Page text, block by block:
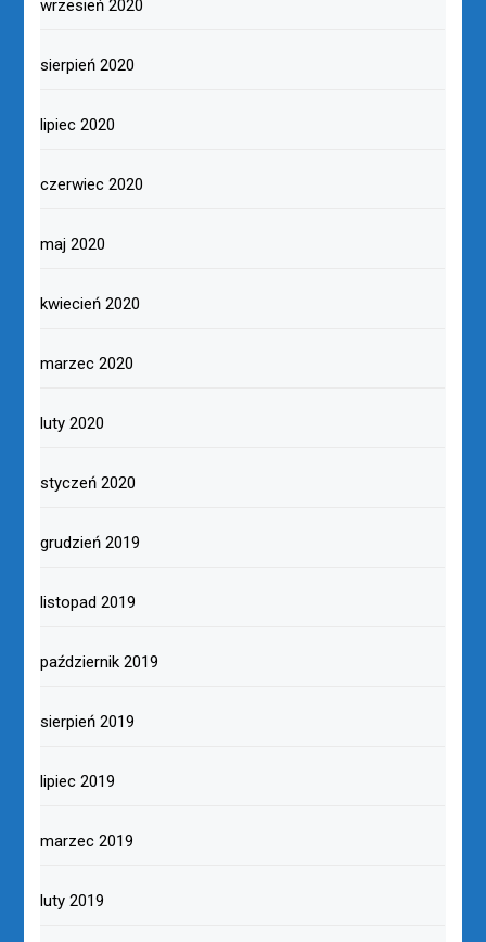
czerwiec 2021
maj 2021
kwiecień 2021
marzec 2021
luty 2021
styczeń 2021
grudzień 2020
listopad 2020
październik 2020
wrzesień 2020
sierpień 2020
lipiec 2020
czerwiec 2020
maj 2020
kwiecień 2020
marzec 2020